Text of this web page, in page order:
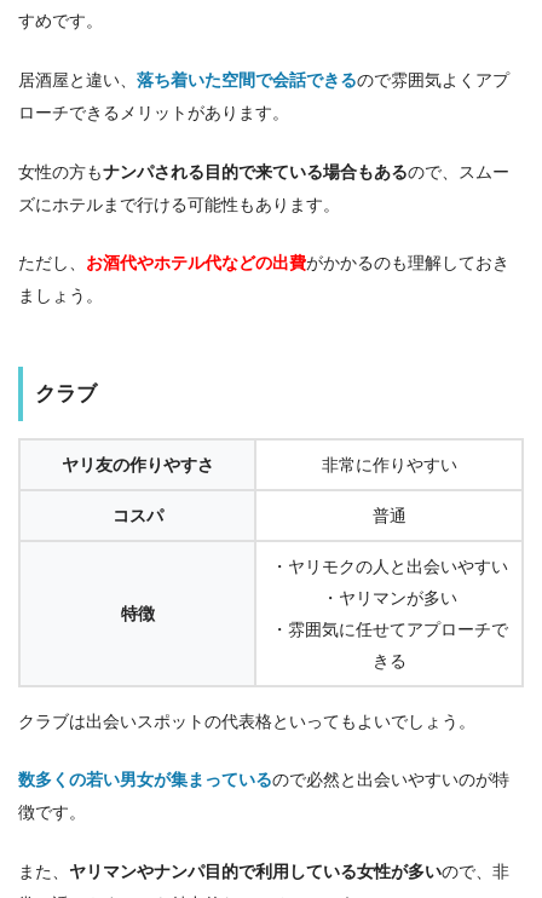
すめです。
居酒屋と違い、 落ち着いた空間で会話できるので雰囲気よくアプ
ローチできるメリットがあります。
女性の方もナンパされる目的で来ている場合もあるので、スムー
ズにホテルまで行ける可能性もあります。
ただし、 お酒代やホテル代などの出費がかかるのも理解しておき
ましょう。
クラブ
ヤリ友の作りやすさ 非常に作りやすい
コスパ 普通
特徴
・ヤリモクの人と出会いやすい
・ヤリマンが多い
・雰囲気に任せてアプローチで
きる
クラブは出会いスポットの代表格といってもよいでしょう。
数多くの若い男女が集まっているので必然と出会いやすいのが特
徴です。
また、 ヤリマンやナンパ目的で利用している女性が多いので、非